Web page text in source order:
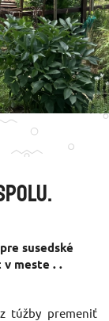
susedské
meste . .
túžby premeniť